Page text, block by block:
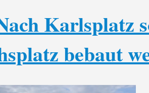
Karlsplatz
bebaut